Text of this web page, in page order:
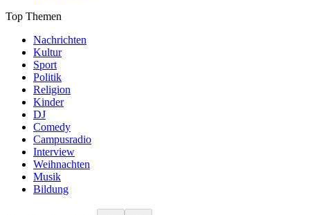
Top Themen
Nachrichten
Kultur
Sport
Politik
Religion
Kinder
DJ
Comedy
Campusradio
Interview
Weihnachten
Musik
Bildung